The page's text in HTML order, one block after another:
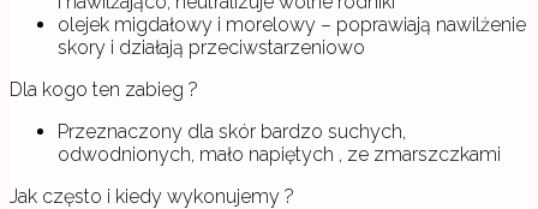
olejek migdałowy i morelowy – poprawiają nawilżenie
skory i działają przeciwstarzeniowo
Dla kogo ten zabieg ?
Przeznaczony dla skór bardzo suchych,
odwodnionych, mało napiętych , ze zmarszczkami
Jak często i kiedy wykonujemy ?